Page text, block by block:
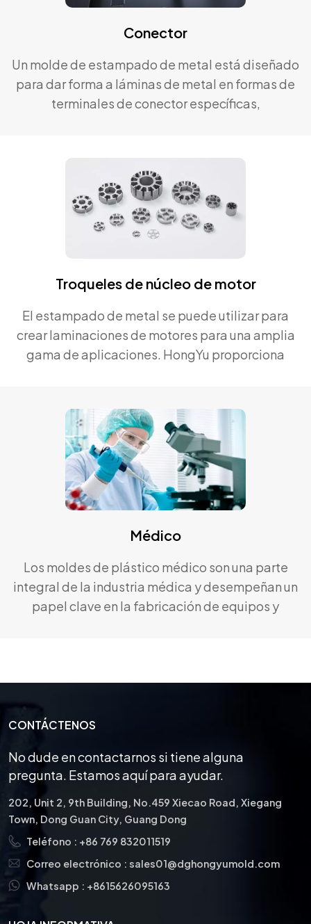
Conector
Un molde de estampado de metal está diseñado
para dar forma a láminas de metal en formas de
terminales de conector específicas,
desempeñan un papel vital para garantizar una
producción eficiente y precisa.
Troqueles de núcleo de motor
El estampado de metal se puede utilizar para
crear laminaciones de motores para una amplia
gama de aplicaciones. HongYu proporciona
Médico
Los moldes de plástico médico son una parte
integral de la industria médica y desempeñan un
papel clave en la fabricación de equipos y
de plástico cumplan plenamente con las
especificaciones mediante un diseño y una
fabricación de alta precisión.
CONTÁCTENOS
No dude en contactarnos si tiene alguna
pregunta. Estamos aquí para ayudar.
202, Unit 2, 9th Building, No.459 Xiecao Road, Xiegang
Town, Dong Guan City, Guang Dong
Teléfono : +86 769 832011519
Correo electrónico : sales01@dghongyumold.com
Whatsapp : +8615626095163